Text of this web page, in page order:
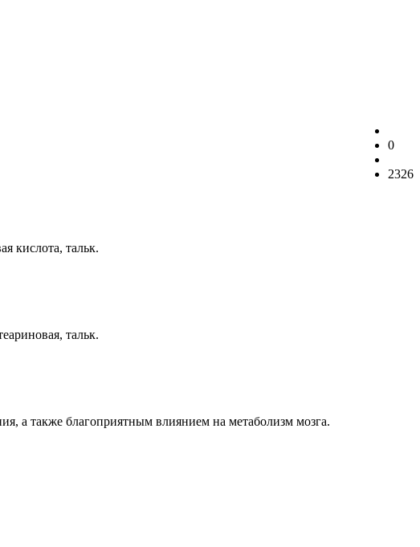
0
2326
кислота, тальк.
тальк.
а также благоприятным влиянием на метаболизм мозга.